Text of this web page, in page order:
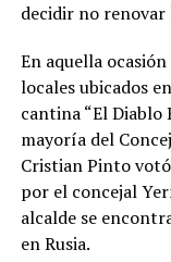
decidir no renovar
En aquella
locales ubicados
cantina “El Diablo
mayoría del
Cristian Pinto
por el concejal
alcalde se
en Rusia.